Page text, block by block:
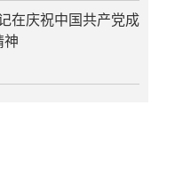
在庆祝中国共产党成
神